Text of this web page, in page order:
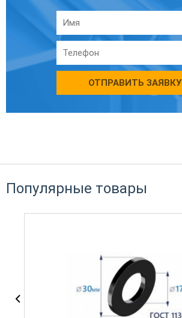
ОТПРАВИТЬ ЗАЯВКУ
Популярные товары